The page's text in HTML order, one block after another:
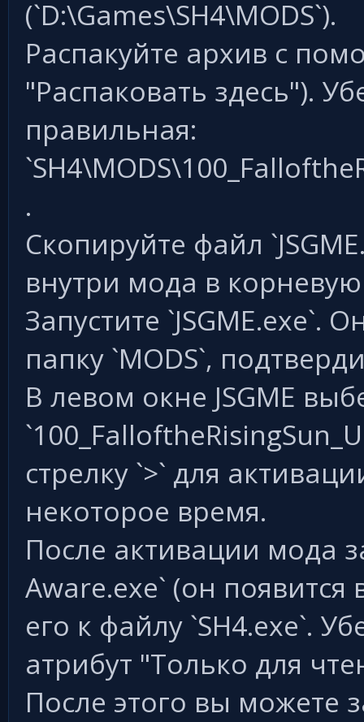
(`D:\Games\SH4\MODS`).
Распакуйте архив с
"Распаковать здесь").
правильная:
.
Скопируйте файл
внутри мода в
Запустите `JSGME.exe`.
папку `MODS`,
В левом окне JSGME
стрелку `>` для
некоторое время.
После активации мода
Aware.exe` (он
его к файлу `SH4.exe`.
атрибут "Только для
После этого вы можете